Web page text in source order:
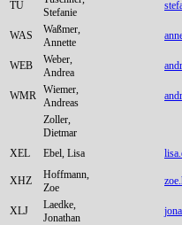
TU
Stefanie
WAS
Waßmer,
Annette
WEB
Weber,
Andrea
WMR Wiemer,
Andreas
Zoller,
Dietmar
XEL
Ebel, Lisa
XHZ
Hoffmann,
Zoe
XLJ
Laedke,
Jonathan